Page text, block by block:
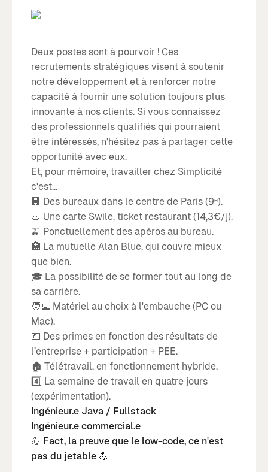
Deux postes sont à pourvoir ! Ces
recrutements stratégiques visent à soutenir
notre développement et à renforcer notre
capacité à fournir une solution toujours plus
innovante à nos clients. Si vous connaissez
des professionnels qualifiés qui pourraient
être intéressés, n'hésitez pas à partager cette
opportunité avec eux.
Et, pour mémoire, travailler chez Simplicité
c'est...
🏢 Des bureaux dans le centre de Paris (9ᵉ).
🥗 Une carte Swile, ticket restaurant (14,3€/j).
🫒 Ponctuellement des apéros au bureau.
🏥 La mutuelle Alan Blue, qui couvre mieux
que bien.
🎓 La possibilité de se former tout au long de
sa carrière.
🧑‍💻 Matériel au choix à l'embauche (PC ou
Mac).
💶 Des primes en fonction des résultats de
l’entreprise + participation + PEE.
🏠 Télétravail, en fonctionnement hybride.
4️⃣ La semaine de travail en quatre jours
(expérimentation).
Ingénieur.e Java / Fullstack
Ingénieur.e commercial.e
💪 Fact, la preuve que le low-code, ce n'est
pas du jetable 💪